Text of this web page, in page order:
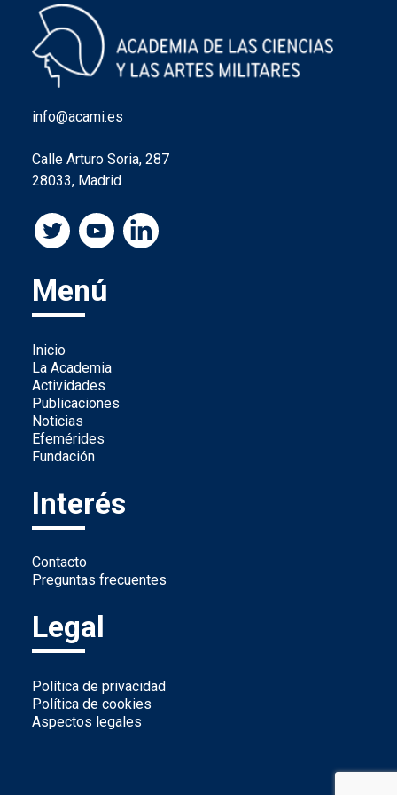
info@acami.es
Calle Arturo Soria, 287
28033, Madrid
Menú
Inicio
La Academia
Actividades
Publicaciones
Noticias
Efemérides
Fundación
Interés
Contacto
Preguntas frecuentes
Legal
Política de privacidad
Política de cookies
Aspectos legales